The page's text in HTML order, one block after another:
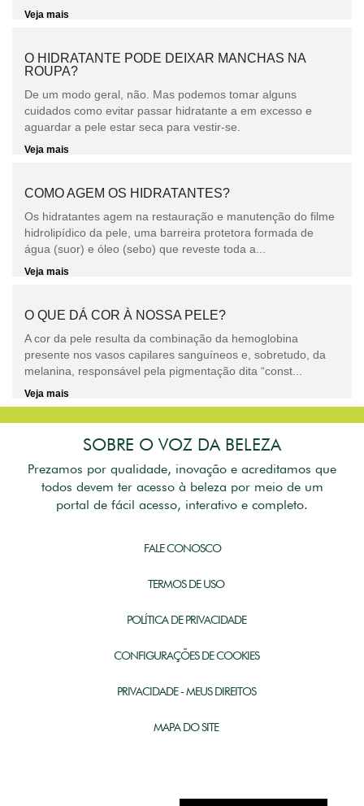
Veja mais
O HIDRATANTE PODE DEIXAR MANCHAS NA
ROUPA?
De um modo geral, não. Mas podemos tomar alguns
cuidados como evitar passar hidratante a em excesso e
aguardar a pele estar seca para vestir-se.
Veja mais
COMO AGEM OS HIDRATANTES?
Os hidratantes agem na restauração e manutenção do filme
hidrolipídico da pele, uma barreira protetora formada de
água (suor) e óleo (sebo) que reveste toda a...
Veja mais
O QUE DÁ COR À NOSSA PELE?
A cor da pele resulta da combinação da hemoglobina
presente nos vasos capilares sanguíneos e, sobretudo, da
melanina, responsável pela pigmentação dita “const...
Veja mais
SOBRE O VOZ DA BELEZA
Prezamos por qualidade, inovação e acreditamos que
todos devem ter acesso à beleza por meio de um
portal de fácil acesso, interativo e completo.
FALE CONOSCO
TERMOS DE USO
POLÍTICA DE PRIVACIDADE
CONFIGURAÇÕES DE COOKIES
PRIVACIDADE - MEUS DIREITOS
MAPA DO SITE